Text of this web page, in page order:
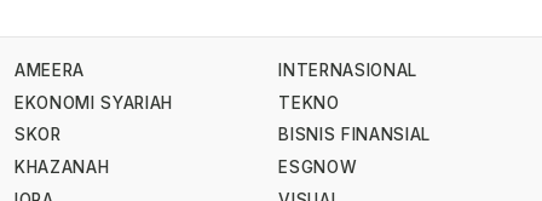
AMEERA
EKONOMI SYARIAH
SKOR
KHAZANAH
INTERNASIONAL
TEKNO
BISNIS FINANSIAL
ESGNOW